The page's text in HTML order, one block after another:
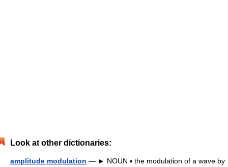
Look at other dictionaries:
amplitude modulation — ► NOUN ▪ the modulation of a wave by